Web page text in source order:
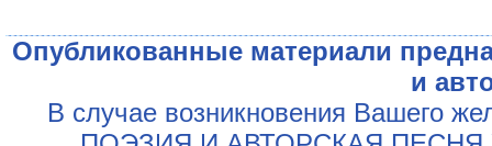
Опубликованные материали
и
В случае возникновения Вашего